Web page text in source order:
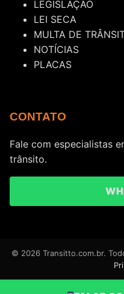
LEGISLAÇÃO
LEI SECA
MULTA DE
NOTÍCIAS
PLACAS
CONTATO
Fale com especialistas
trânsito.
© 2026 Transitto.com.br.